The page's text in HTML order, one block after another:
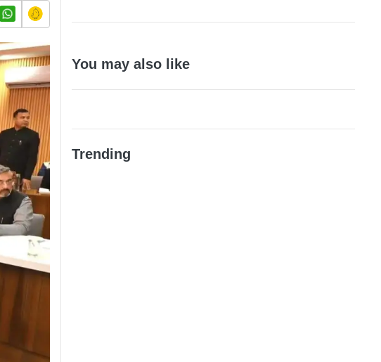
You may also like
Trending